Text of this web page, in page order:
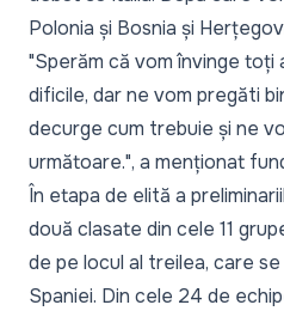
Polonia și Bosnia și
"Sperăm că vom învinge toți
dificile, dar ne vom pregăti
decurge cum trebuie și ne
următoare.", a menționat
În etapa de elită a
două clasate din cele 11
de pe locul al treilea, care
Spaniei. Din cele 24 de